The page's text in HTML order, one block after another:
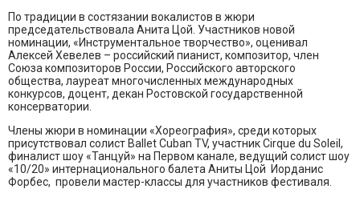
По традиции в состязании вокалистов в жюри
председательствовала Анита Цой. Участников новой
номинации, «Инструментальное творчество», оценивал
Алексей Хевелев – российский пианист, композитор, член
Союза композиторов России, Российского авторского
общества, лауреат многочисленных международных
конкурсов, доцент, декан Ростовской государственной
консерватории.
Члены жюри в номинации «Хореография», среди которых
присутствовал солист Ballet Cuban TV, участник Cirque du Soleil,
финалист шоу «Танцуй» на Первом канале, ведущий солист шоу
«10/20» интернационального балета Аниты Цой Иорданис
Форбес, провели мастер-классы для участников фестиваля.